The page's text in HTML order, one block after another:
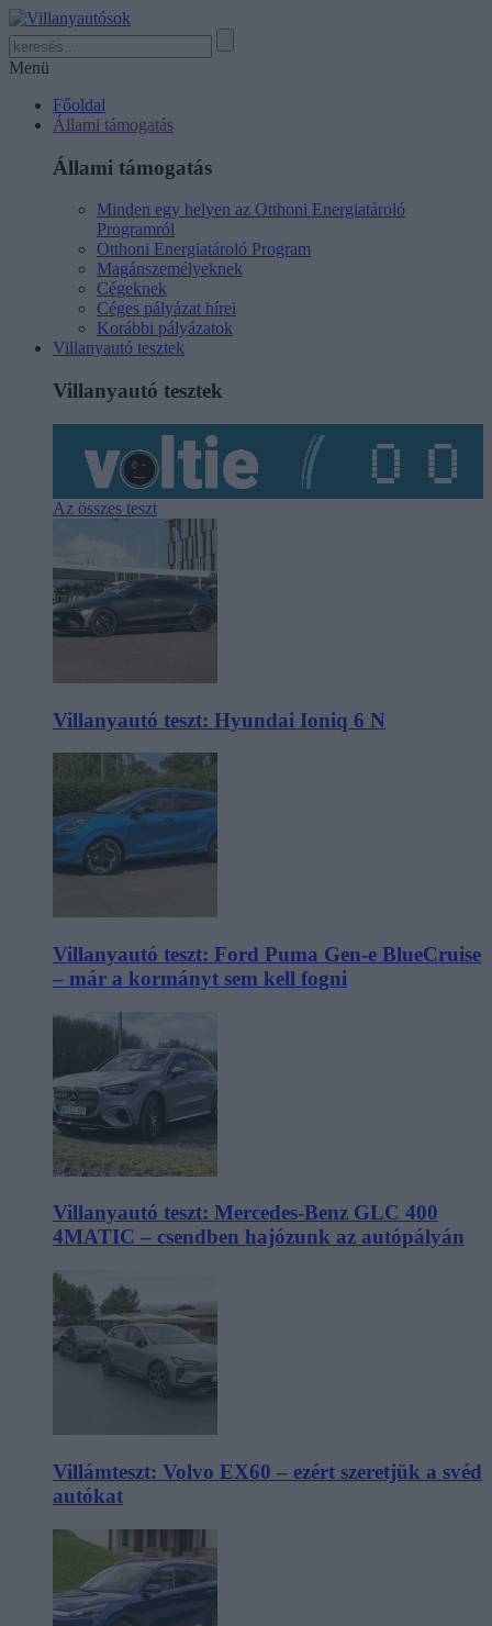
Menü
Főoldal
Állami támogatás
Állami támogatás
Minden egy helyen az Otthoni Energiatároló
Programról
Otthoni Energiatároló Program
Magánszemélyeknek
Cégeknek
Céges pályázat hírei
Korábbi pályázatok
Villanyautó tesztek
Villanyautó tesztek
Az összes teszt
Villanyautó teszt: Hyundai Ioniq 6 N
Villanyautó teszt: Ford Puma Gen-e BlueCruise
– már a kormányt sem kell fogni
Villanyautó teszt: Mercedes-Benz GLC 400
4MATIC – csendben hajózunk az autópályán
Villámteszt: Volvo EX60 – ezért szeretjük a svéd
autókat